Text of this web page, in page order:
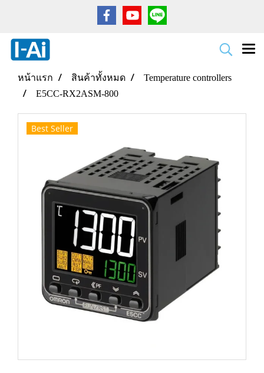
หน้าแรก สินค้าทั้งหมด
Temperature controllers
E5CC-RX2ASM-800
Best Seller